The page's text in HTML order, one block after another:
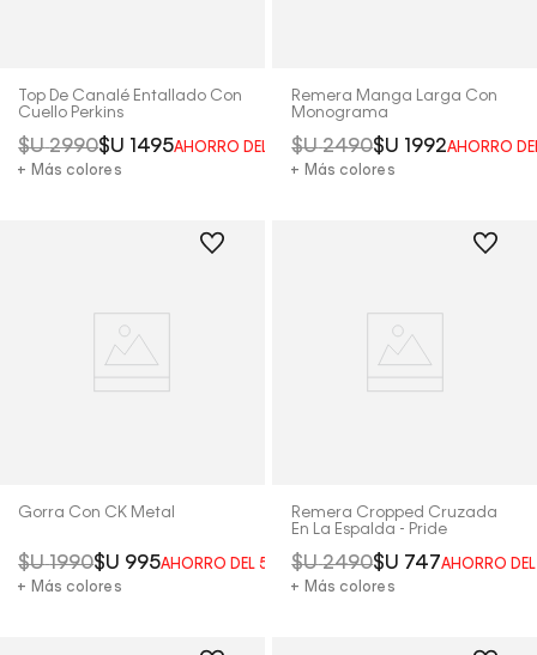
Top De Canalé Entallado Con
Cuello Perkins
$U 2990$U 1495AHORRO DEL
50%
+ Más colores
Remera Manga Larga Con
Monograma
$U 2490$U 1992AHORRO
+ Más colores
Gorra Con CK Metal
$U 1990$U 995AHORRO DEL 50%
+ Más colores
Remera Cropped Cruzada
En La Espalda - Pride
$U 2490$U 747AHORRO
+ Más colores